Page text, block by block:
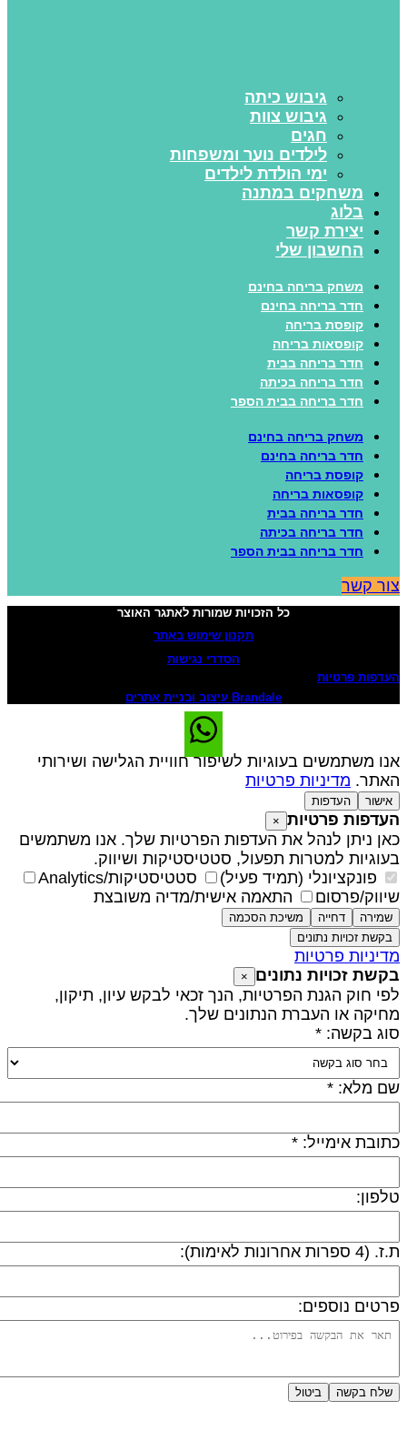
גיבוש כיתה
גיבוש צוות
חגים
לילדים נוער ומשפחות
ימי הולדת לילדים
משחקים במתנה
בלוג
יצירת קשר
החשבון שלי
משחק בריחה בחינם
חדר בריחה בחינם
קופסת בריחה
קופסאות בריחה
חדר בריחה בבית
חדר בריחה בכיתה
חדר בריחה בבית הספר
משחק בריחה בחינם
חדר בריחה בחינם
קופסת בריחה
קופסאות בריחה
חדר בריחה בבית
חדר בריחה בכיתה
חדר בריחה בבית הספר
קשר
כל הזכויות שמורות לאתגר האוצר
תקנון שימוש באתר
הסדרי נגישות
פרטיות
Brandale עיצוב ובניית אתרים
משתמשים בעוגיות לשיפור חוויית הגלישה ושירותי
מדיניות פרטיות
אישור העדפות
פרטיות ×
ניתן לנהל את העדפות הפרטיות שלך. אנו משתמשים
למטרות תפעול, סטטיסטיקות ושיווק.
פונקציונלי (תמיד פעיל)
סטטיסטיקות/Analytics
פרסום
התאמה אישית/מדיה משובצת
שמירה דחייה
משיכת הסכמה
בקשת זכויות נתונים
פרטיות
זכויות נתונים
חוק הגנת הפרטיות, הנך זכאי לבקש עיון, תיקון,
או העברת הנתונים שלך.
בקשה: *
מלא: *
אימייל: *
ספרות אחרונות לאימות):
נוספים:
שלח בקשה ביטול